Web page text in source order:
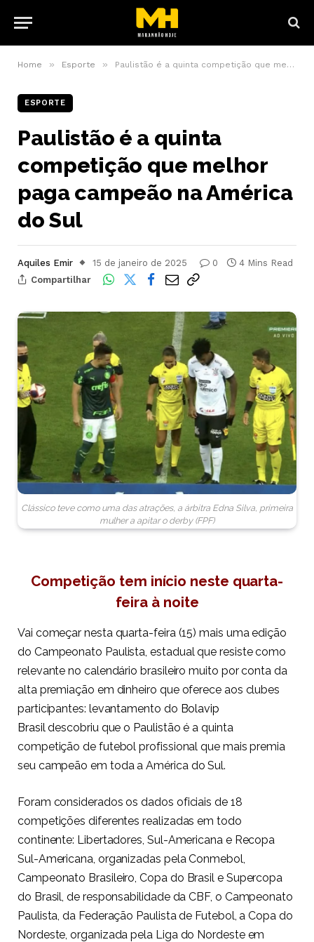
Home » Esporte » Paulistão é a quinta competição que melhor paga campeão na América do Sul
ESPORTE
Paulistão é a quinta
competição que melhor
paga campeão na América
do Sul
Aquiles Emir 15 de janeiro de 2025 0
4 Mins Read
Compartilhar
Clássico teve como uma das atrações, a árbitra Edna Silva, primeira
mulher a apitar o derby (FPF)
Competição tem início neste quarta-
feira à noite
Vai começar nesta quarta-feira (15) mais uma edição
do Campeonato Paulista, estadual que resiste como
relevante no calendário brasileiro muito por conta da
alta premiação em dinheiro que oferece aos clubes
participantes: levantamento do Bolavip
Brasildescobriu que o Paulistão é a quinta
competição de futebol profissional que mais premia
seu campeão em toda a América do Sul.
Foram considerados os dados oficiais de 18
competições diferentes realizadas em todo
continente: Libertadores, Sul-Americana e Recopa
Sul-Americana, organizadas pela Conmebol,
Campeonato Brasileiro, Copa do Brasil e Supercopa
do Brasil, de responsabilidade da CBF, o Campeonato
Paulista, da Federação Paulista de Futebol, a Copa do
Nordeste, organizada pela Liga do Nordeste em